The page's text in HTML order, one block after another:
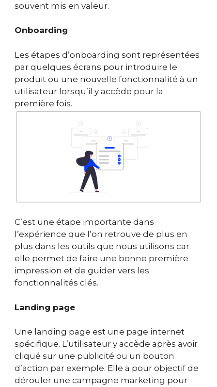
souvent mis en valeur.
Onboarding
Les étapes d’onboarding sont représentées
par quelques écrans pour introduire le
produit ou une nouvelle fonctionnalité à un
utilisateur lorsqu’il y accède pour la
première fois.
C’est une étape importante dans
l’expérience que l’on retrouve de plus en
plus dans les outils que nous utilisons car
elle permet de faire une bonne première
impression et de guider vers les
fonctionnalités clés.
Landing page
Une landing page est une page internet
spécifique. L’utilisateur y accède après avoir
cliqué sur une publicité ou un bouton
d’action par exemple. Elle a pour objectif de
dérouler une campagne marketing pour